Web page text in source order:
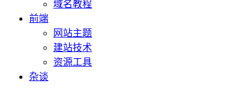
域名教程
前端
网站主题
建站技术
资源工具
杂谈